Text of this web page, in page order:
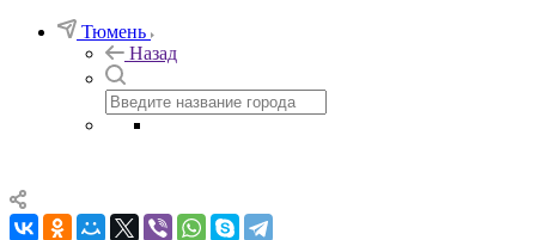
Тюмень
Назад